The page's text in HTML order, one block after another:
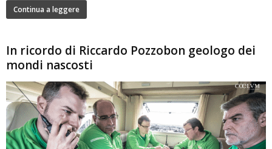
Continua a leggere
In ricordo di Riccardo Pozzobon geologo dei
mondi nascosti